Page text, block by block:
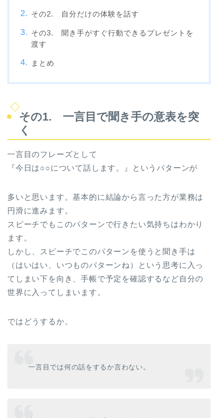
その2. 自分だけの体験を話す
その3. 聞き手がすぐ行動できるプレゼントを
渡す
まとめ
その1. 一言目で聞き手の意表を突
く
一言目のフレーズとして
『今日は○○について話します。』というパターンが
多いと思います。基本的に結論から言った方が業務は
円滑に進みます。
スピーチでもこのパターンで行きたい気持ちはわかり
ます。
しかし、スピーチでこのパターンを使うと聞き手は
（はいはい、いつものパターンね）という思考に入っ
てしまい下を向き、手帳で予定を確認するなど自分の
世界に入ってしまいます。
ではどうするか。
一言目では何の話をするか言わない。